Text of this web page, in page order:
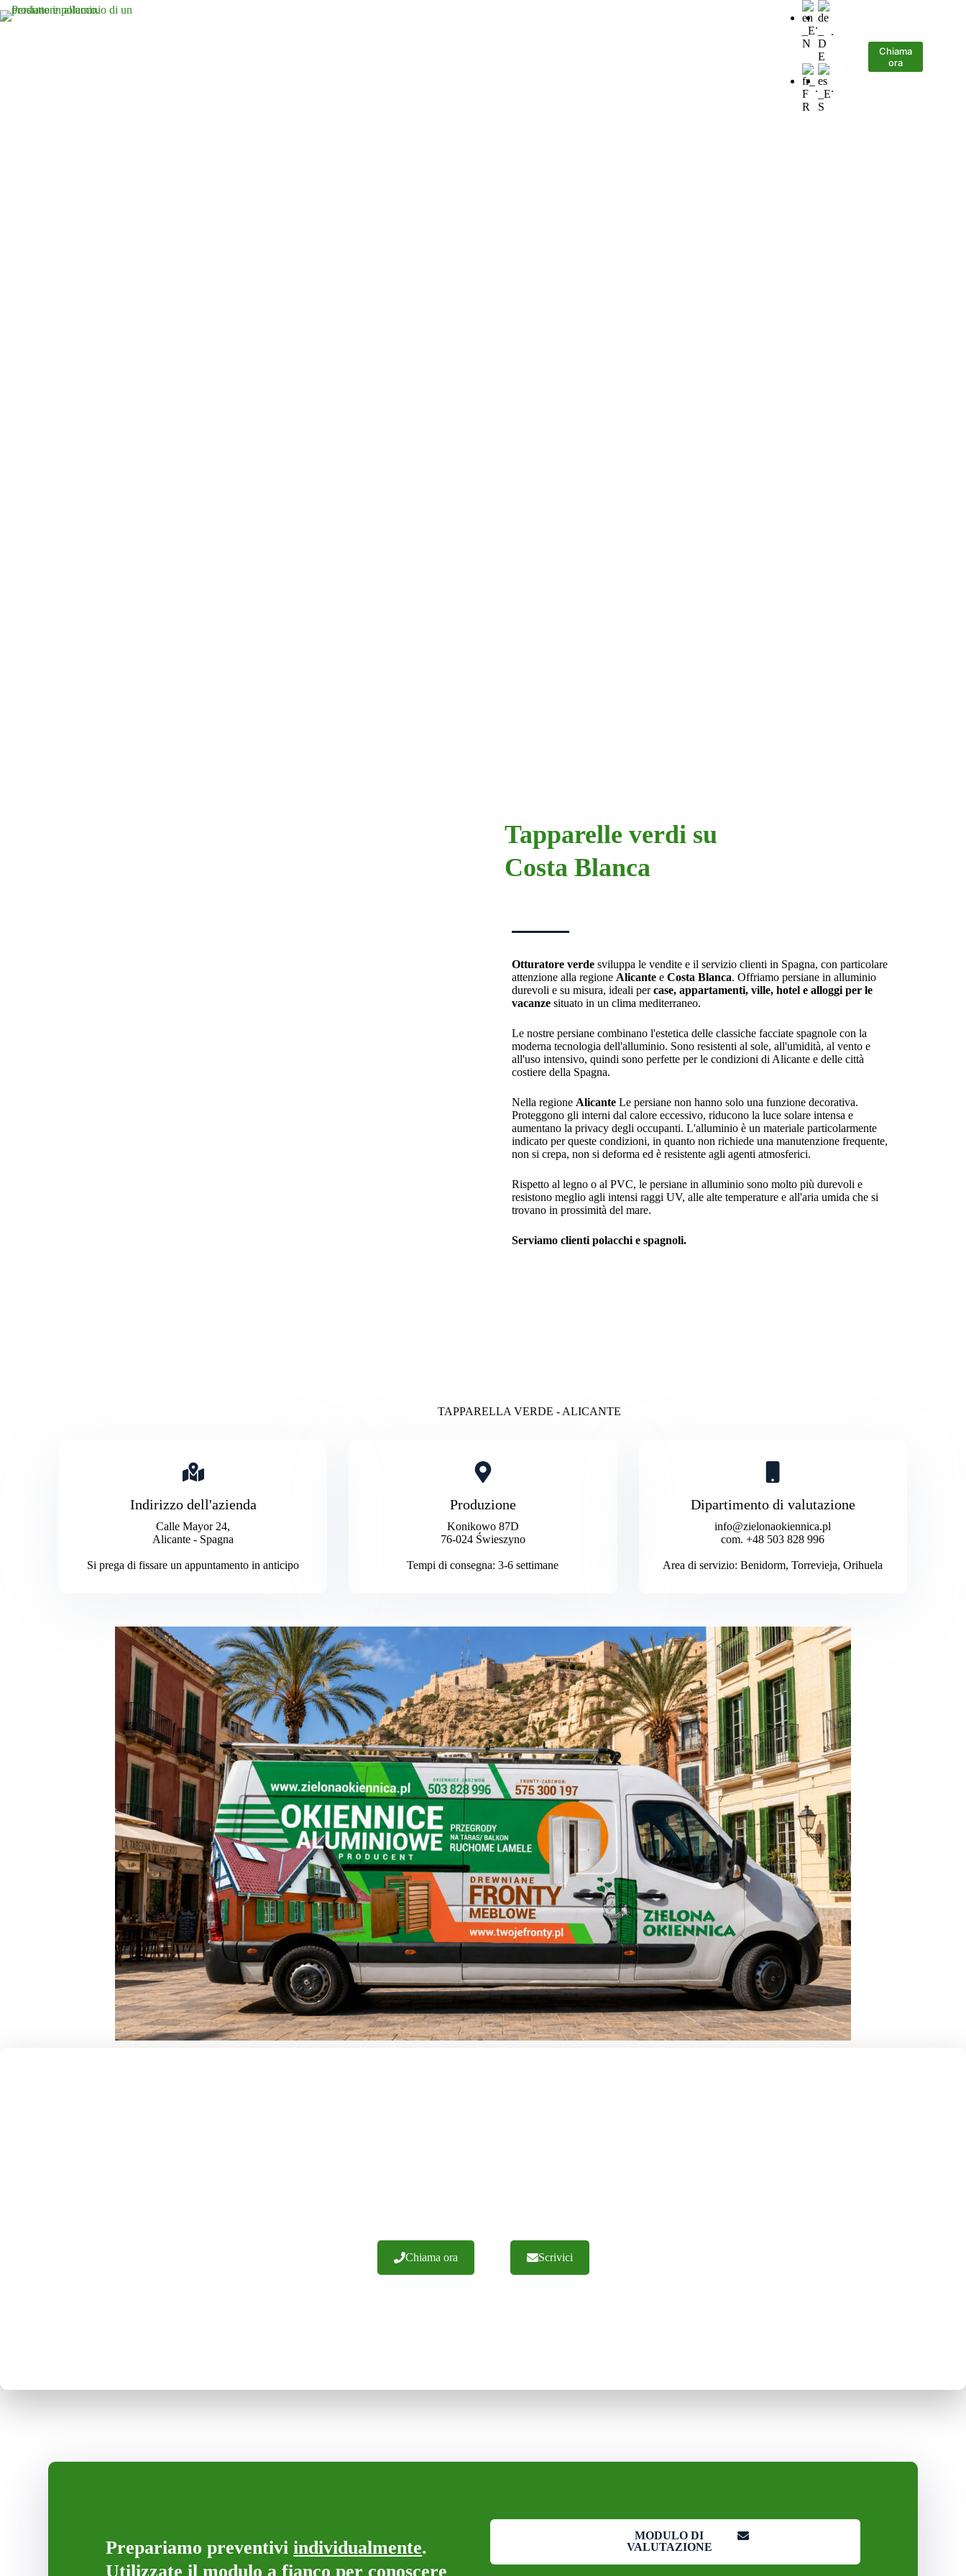
.
.
. .
Chiama
ora
Tapparelle verdi su
Costa Blanca
Otturatore verde sviluppa le vendite e il servizio clienti in Spagna, con particolare
attenzione alla regione Alicante e Costa Blanca. Offriamo persiane in alluminio
durevoli e su misura, ideali percase, appartamenti, ville, hotel e alloggi per le
vacanze situato in un clima mediterraneo.
Le nostre persiane combinano l'estetica delle classiche facciate spagnole con la
moderna tecnologia dell'alluminio. Sono resistenti al sole, all'umidità, al vento e
all'uso intensivo, quindi sono perfette per le condizioni di Alicante e delle città
costiere della Spagna.
Nella regione Alicante Le persiane non hanno solo una funzione decorativa.
Proteggono gli interni dal calore eccessivo, riducono la luce solare intensa e
aumentano la privacy degli occupanti. L'alluminio è un materiale particolarmente
indicato per queste condizioni, in quanto non richiede una manutenzione frequente,
non si crepa, non si deforma ed è resistente agli agenti atmosferici.
Rispetto al legno o al PVC, le persiane in alluminio sono molto più durevoli e
resistono meglio agli intensi raggi UV, alle alte temperature e all'aria umida che si
trovano in prossimità del mare.
Serviamo clienti polacchi e spagnoli.
TAPPARELLA VERDE - ALICANTE
Indirizzo dell'azienda
Calle Mayor 24,
Alicante - Spagna
Si prega di fissare un appuntamento in anticipo
Produzione
Konikowo 87D
76-024 Świeszyno
Tempi di consegna: 3-6 settimane
Dipartimento di valutazione
info@zielonaokiennica.pl
com. +48 503 828 996
Area di servizio: Benidorm, Torrevieja, Orihuela
Chiama ora Scrivici
Prepariamo preventiviindividualmente.
Utilizzate il modulo a fianco per conoscere
MODULO DI
VALUTAZIONE